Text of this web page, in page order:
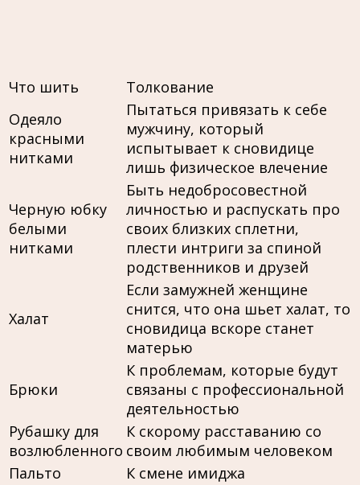
Что шить
Толкование
Одеяло
красными
нитками
Пытаться привязать к себе
мужчину, который
испытывает к сновидице
лишь физическое влечение
Черную юбку
белыми
нитками
Быть недобросовестной
личностью и распускать про
своих близких сплетни,
плести интриги за спиной
родственников и друзей
Халат
Если замужней женщине
снится, что она шьет халат, то
сновидица вскоре станет
матерью
Брюки
К проблемам, которые будут
связаны с профессиональной
деятельностью
Рубашку для
возлюбленного
К скорому расставанию со
своим любимым человеком
Пальто
К смене имиджа